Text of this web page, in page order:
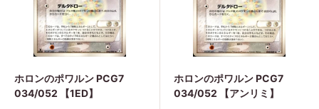
ホロンのポワルン PCG7
034/052 【1ED】
ホロンのポワルン PCG7
034/052 【アンリミ】